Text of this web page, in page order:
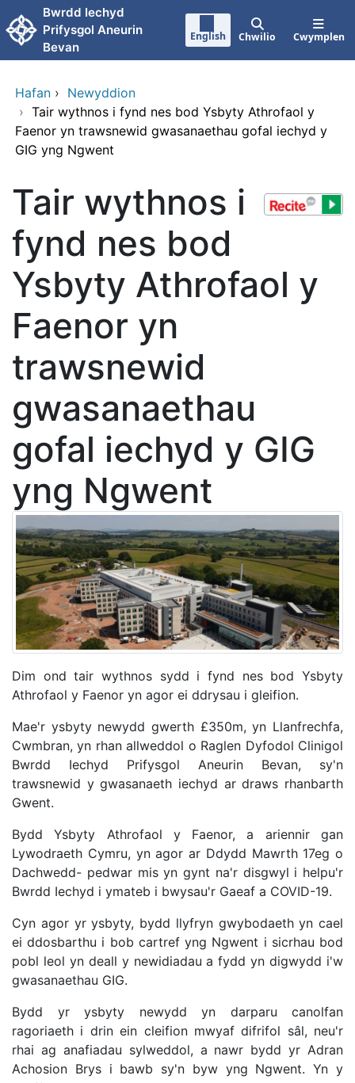
Neidio i'r prif gynnwy
Bwrdd Iechyd
Prifysgol Aneurin
Bevan
English Chwilio Cwymplen
Hafan › Newyddion
› Tair wythnos i fynd nes bod Ysbyty Athrofaol y
Faenor yn trawsnewid gwasanaethau gofal iechyd y
GIG yng Ngwent
Tair wythnos i
fynd nes bod
Ysbyty Athrofaol y
Faenor yn
trawsnewid
gwasanaethau
gofal iechyd y GIG
yng Ngwent
Dim ond tair wythnos sydd i fynd nes bod Ysbyty
Athrofaol y Faenor yn agor ei ddrysau i gleifion.
Mae'r ysbyty newydd gwerth £350m, yn Llanfrechfa,
Cwmbran, yn rhan allweddol o Raglen Dyfodol Clinigol
Bwrdd Iechyd Prifysgol Aneurin Bevan, sy'n
trawsnewid y gwasanaeth iechyd ar draws rhanbarth
Gwent.
Bydd Ysbyty Athrofaol y Faenor, a ariennir gan
Lywodraeth Cymru, yn agor ar Ddydd Mawrth 17eg o
Dachwedd- pedwar mis yn gynt na'r disgwyl i helpu'r
Bwrdd Iechyd i ymateb i bwysau'r Gaeaf a COVID-19.
Cyn agor yr ysbyty, bydd llyfryn gwybodaeth yn cael
ei ddosbarthu i bob cartref yng Ngwent i sicrhau bod
pobl leol yn deall y newidiadau a fydd yn digwydd i'w
gwasanaethau GIG.
Bydd yr ysbyty newydd yn darparu canolfan
ragoriaeth i drin ein cleifion mwyaf difrifol sâl, neu'r
rhai ag anafiadau sylweddol, a nawr bydd yr Adran
Achosion Brys i bawb sy'n byw yng Ngwent. Yn y